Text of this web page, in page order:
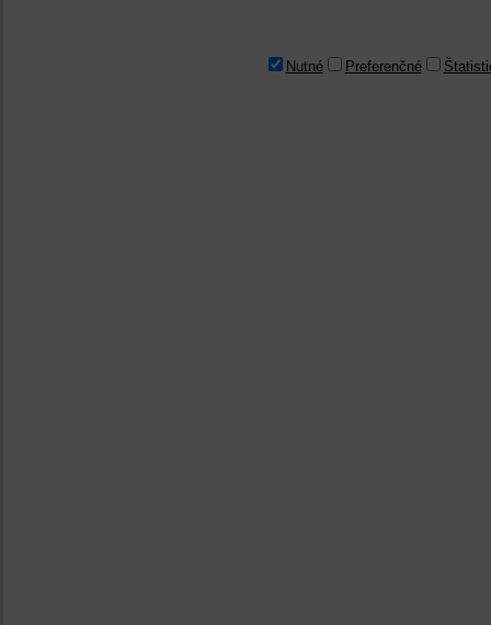
Nutné Preferenčné